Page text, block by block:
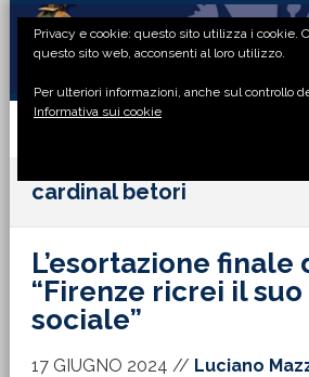
Passa
primaria
Passa
principale
Passa
laterale
Passa
di
cardinal betori
L’esortazione finale
“Firenze ricrei il
sociale”
17 GIUGNO 2024 // Luciano
Privacy e cookie: questo sito utilizza i cookie.
questo sito web, acconsenti al loro utilizzo.
Per ulteriori informazioni, anche sul controllo
Informativa sui cookie